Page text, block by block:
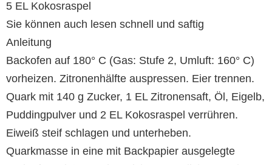
5 EL Kokosraspel
Sie können auch lesen schnell und saftig
Anleitung
Backofen auf 180° C (Gas: Stufe 2, Umluft: 160° C)
vorheizen. Zitronenhälfte auspressen. Eier trennen.
Quark mit 140 g Zucker, 1 EL Zitronensaft, Öl, Eigelb,
Puddingpulver und 2 EL Kokosraspel verrühren.
Eiweiß steif schlagen und unterheben.
Quarkmasse in eine mit Backpapier ausgelegte